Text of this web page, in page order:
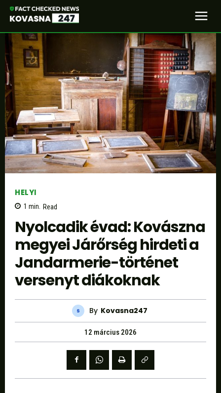
HELYI
1 min. Read
Nyolcadik évad: Kovászna
megyei Járőrség hirdeti a
Jandarmerie-történet
versenyt diákoknak
By Kovasna247
12 március 2026